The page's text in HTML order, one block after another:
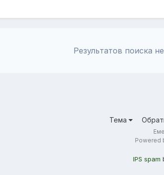
Результатов поиска
Тема
Powered
IPS spam